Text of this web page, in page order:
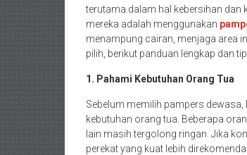
terutama dalam hal kebersihan dan
mereka adalah menggunakan
menampung cairan, menjaga area
pilih, berikut panduan lengkap dan
1. Pahami Kebutuhan Orang Tua
Sebelum memilih pampers
kebutuhan orang tua. Beberapa
lain masih tergolong ringan. Jika
perekat yang kuat lebih